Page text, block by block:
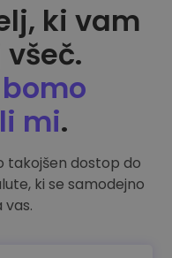
ki vam
mi.
takojšen dostop do
ki se samodejno
vas.